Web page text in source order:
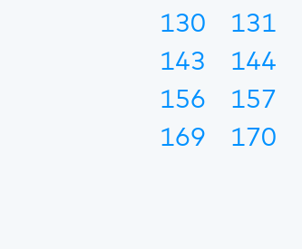
130
131
143
144
156
157
169
170